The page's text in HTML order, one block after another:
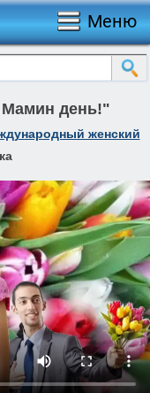
Меню
Мамин день!"
женский